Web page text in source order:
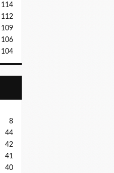
114
112
109
106
104
8
44
42
41
40